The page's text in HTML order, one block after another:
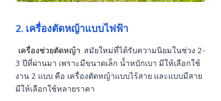
2. เครื่องตัดหญ้าแบบไฟฟ้า
เครื่องช่วยตัดหญ้า สมัยใหม่ที่ได้รับความนิยมในช่วง 2-
3 ปีที่ผ่านมา เพราะมีขนาดเล็ก น้ำหบักเบา มีให้เลือกใช้
งาน 2 แบบ คือ เครื่องตัดหญ้าแบบไร้สาย และแบบมีสาย
มีให้เลือกใช้หลายราคา